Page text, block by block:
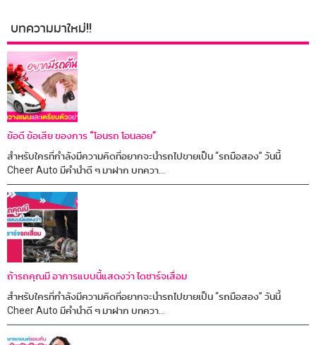
บทความมาใหม่!!
ข้อดี ข้อเสีย ของการ “โอนรถ โอนลอย”
สำหรับใครที่กำลังมีความคิดที่อยากจะนำรถไปขายเป็น “รถมือสอง” วันนี้
Cheer Auto มีคำนำดี ๆ มาฝาก บทควา...
ถ้ารถคุณมี อาการแบบนี้แสดงว่า ไดชาร์จเสื่อม
สำหรับใครที่กำลังมีความคิดที่อยากจะนำรถไปขายเป็น “รถมือสอง” วันนี้
Cheer Auto มีคำนำดี ๆ มาฝาก บทควา...